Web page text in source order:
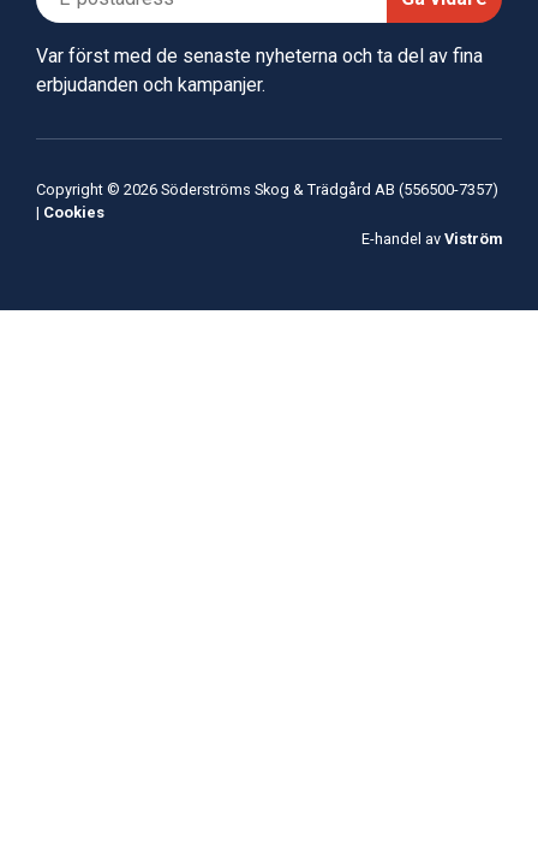
Var först med de senaste nyheterna och ta del av fina
erbjudanden och kampanjer.
Copyright © 2026 Söderströms Skog & Trädgård AB (556500-7357)
| Cookies
E-handel av Viström